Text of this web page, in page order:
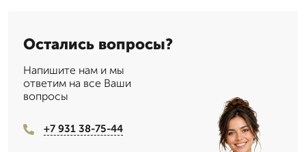
Остались вопросы?
Напишите нам и мы
ответим на все Ваши
вопросы
+7 931 38-75-44